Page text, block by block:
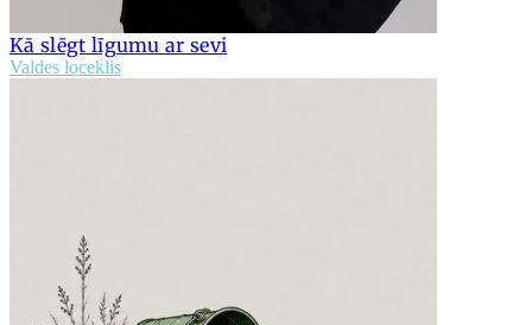
Kā slēgt līgumu ar sevi
Valdes loceklis